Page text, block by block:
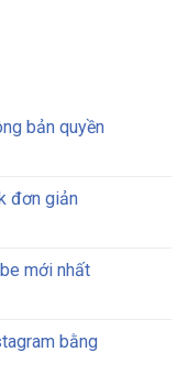
bản quyền
đơn giản
mới nhất
bằng